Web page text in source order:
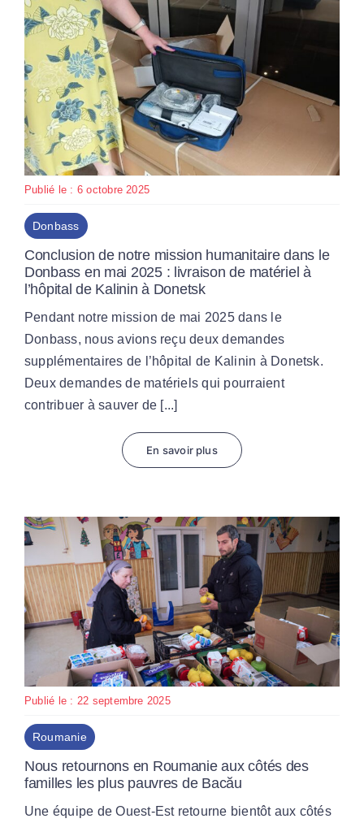
Publié le : 6 octobre 2025
Donbass
Conclusion de notre mission humanitaire dans le
Donbass en mai 2025 : livraison de matériel à
l’hôpital de Kalinin à Donetsk
Pendant notre mission de mai 2025 dans le
Donbass, nous avions reçu deux demandes
supplémentaires de l’hôpital de Kalinin à Donetsk.
Deux demandes de matériels qui pourraient
contribuer à sauver de [...]
En savoir plus
Publié le : 22 septembre 2025
Roumanie
Nous retournons en Roumanie aux côtés des
familles les plus pauvres de Bacău
Une équipe de Ouest-Est retourne bientôt aux côtés